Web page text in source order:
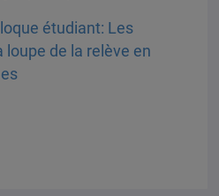
étudiant: Les
loupe de la relève en